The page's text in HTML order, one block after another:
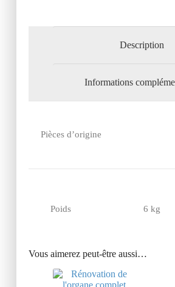
Description
Informations
Pièces d’origine
Poids 6 kg
Vous aimerez peut-être aussi…